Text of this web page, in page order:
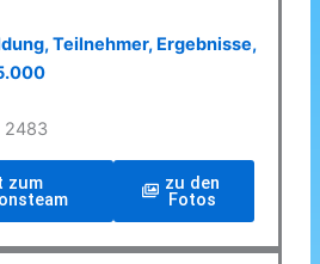
Teilnehmer, Ergebnisse,
2483
zum zu den
Fotos